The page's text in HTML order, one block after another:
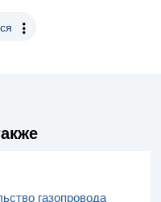
газопровода